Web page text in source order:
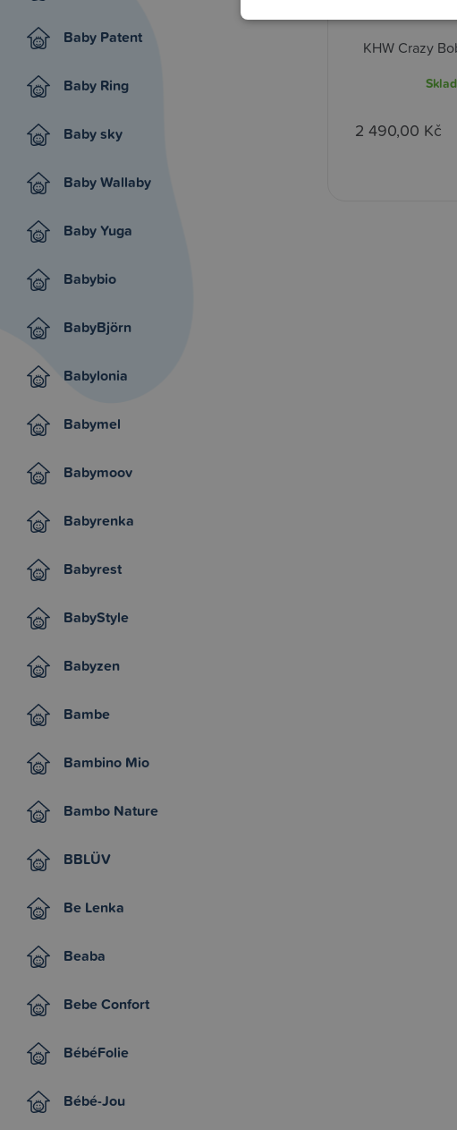
Baby Patent
Baby Ring
Baby sky
Baby Wallaby
Baby Yuga
Babybio
BabyBjörn
Babylonia
Babymel
Babymoov
Babyrenka
Babyrest
BabyStyle
Babyzen
Bambe
Bambino Mio
Bambo Nature
BBLÜV
Be Lenka
Beaba
Bebe Confort
BébéFolie
Bébé-Jou
KHW Crazy
2 490,00 Kč